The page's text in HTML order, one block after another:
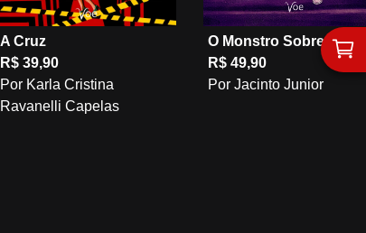
A Cruz
R$ 39,90
Por Karla Cristina
Ravanelli Capelas
O Monstro Sobre Nós
R$ 49,90
Por Jacinto Junior